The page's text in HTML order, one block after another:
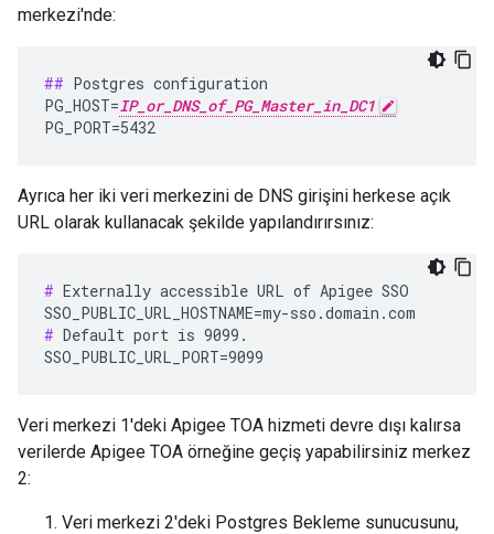
merkezi'nde:
## Postgres configuration
PG_HOST=IP_or_DNS_of_PG_Master_in_DC1
PG_PORT=5432
Ayrıca her iki veri merkezini de DNS girişini herkese açık
URL olarak kullanacak şekilde yapılandırırsınız:
# Externally accessible URL of Apigee SSO
# Default port is 9099.
SSO_PUBLIC_URL_PORT=9099
Veri merkezi 1'deki Apigee TOA hizmeti devre dışı kalırsa
verilerde Apigee TOA örneğine geçiş yapabilirsiniz merkez
2:
Veri merkezi 2'deki Postgres Bekleme sunucusunu,